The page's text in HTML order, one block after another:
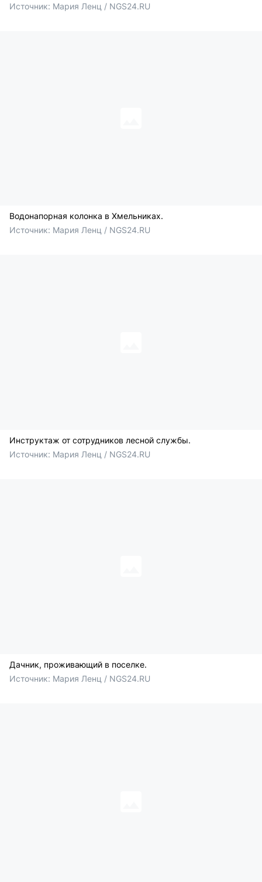
Источник: Мария Ленц / NGS24.RU
Водонапорная колонка в Хмельниках.
Источник: Мария Ленц / NGS24.RU
Инструктаж от сотрудников лесной службы.
Источник: Мария Ленц / NGS24.RU
Дачник, проживающий в поселке.
Источник: Мария Ленц / NGS24.RU